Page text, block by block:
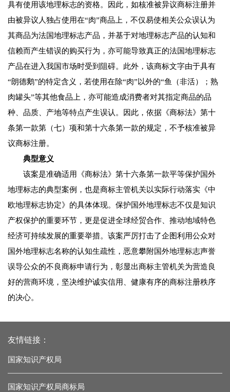
具有使用该地理标志的资格。因此，如核准被异议商标注册并
由被异议人独占使用在“肉”商品上，不仅易使相关公众误认为
其商品为法国地理标志产品，并基于对地理标志产品的认知和
信赖而产生错误的购买行为，亦可能导致真正的法国地理标志
产品在进入我国市场时受到阻碍。此外，该商标文字由于具有
“朗德鹅”的特定含义，若使用在除“肉”以外的“鱼（非活）；熟
肉罐头”等其他食品上，亦可能造成消费者对其指定商品的品
种、品质、产地等特点产生误认。因此，依据《商标法》第十
条第一款第（七）项和第十六条第一款的规定，不予核准被异
议商标注册。
典型意义
该案是准确适用《商标法》第十六条第一款平等保护国外
地理标志的典型案例，也是商标主管机关以实际行动落实《中
欧地理标志协定》的具体体现。保护国外地理标志不仅是知识
产权保护的重要环节，更是促进全球经贸合作、推动地域特色
经济可持续发展的重要举措。该案严厉打击了企图利用公众对
国外地理标志名称的认知生疏性，恶意攀附国外地理标志声誉
误导公众的不良商标申请行为，彰显出商标主管机关为营造良
好的营商环境，坚决维护诚实信用、健康有序的商标注册秩序
的决心。
友情链接：
国家知识产权局
国家知识产权局商标局